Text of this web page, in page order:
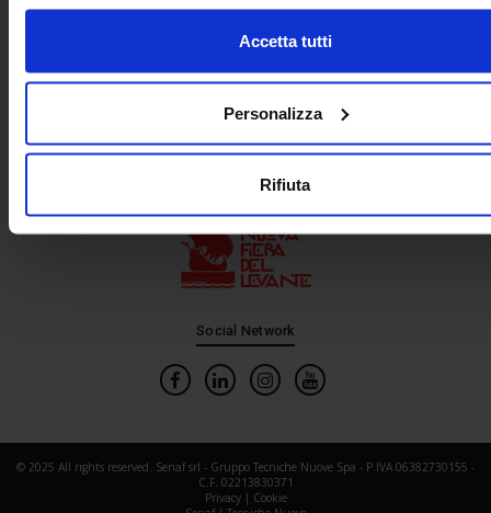
Accetta tutti
Personalizza
Rifiuta
In cooperation with
Social Network
© 2025 All rights reserved. Senaf srl - Gruppo Tecniche Nuove Spa - P.IVA 06382730155 -
C.F. 02213830371
Privacy| Cookie